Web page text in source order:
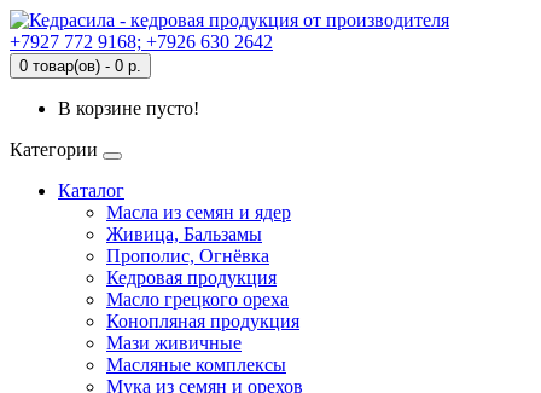
+7927 772 9168; +7926 630 2642
0 товар(ов) - 0 р.
В корзине пусто!
Категории
Каталог
Масла из семян и ядер
Живица, Бальзамы
Прополис, Огнёвка
Кедровая продукция
Масло грецкого ореха
Конопляная продукция
Мази живичные
Масляные комплексы
Мука из семян и орехов